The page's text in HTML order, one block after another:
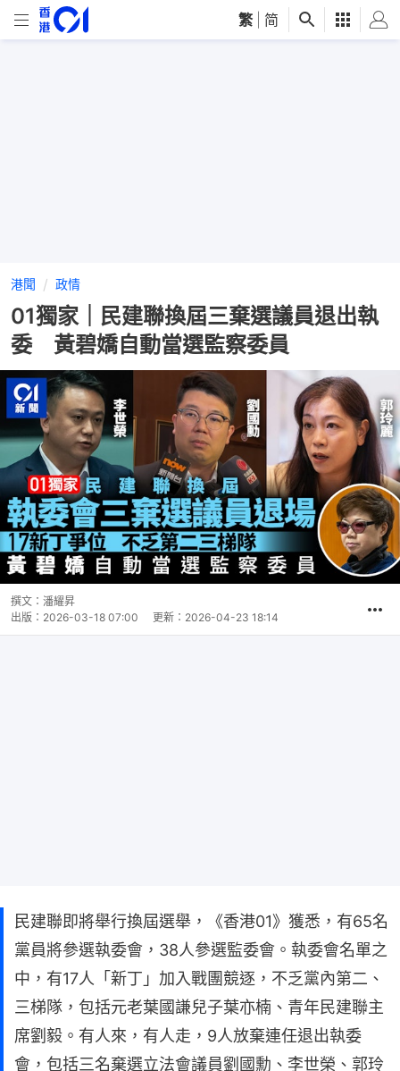
繁 简
港聞 政情
01獨家｜民建聯換屆三棄選議員退出執
委 黃碧嬌自動當選監察委員
撰文： 潘耀昇
出版： 2026-03-18 07:00 更新： 2026-04-23 18:14
民建聯即將舉行換屆選舉，《香港01》獲悉，有65名
黨員將參選執委會，38人參選監委會。執委會名單之
中，有17人「新丁」加入戰團競逐，不乏黨內第二、
三梯隊，包括元老葉國謙兒子葉亦楠、青年民建聯主
席劉毅。有人來，有人走，9人放棄連任退出執委
會，包括三名棄選立法會議員劉國勳、李世榮、郭玲